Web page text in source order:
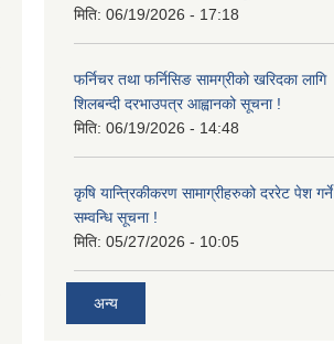
मिति: 06/19/2026 - 17:18
फर्निचर तथा फर्निसिङ सामग्रीको खरिदका लागि
शिलबन्दी दरभाउपत्र आह्वानको सूचना !
मिति: 06/19/2026 - 14:48
कृषि यान्त्रिकीकरण सामाग्रीहरुको दररेट पेश गर्ने
सम्वन्धि सूचना !
मिति: 05/27/2026 - 10:05
अन्य